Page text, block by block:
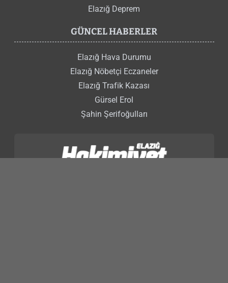
Elazığ Deprem
GÜNCEL HABERLER
Elazığ Hava Durumu
Elazığ Nöbetçi Eczaneler
Elazığ Trafik Kazası
Gürsel Erol
Şahin Şerifoğulları